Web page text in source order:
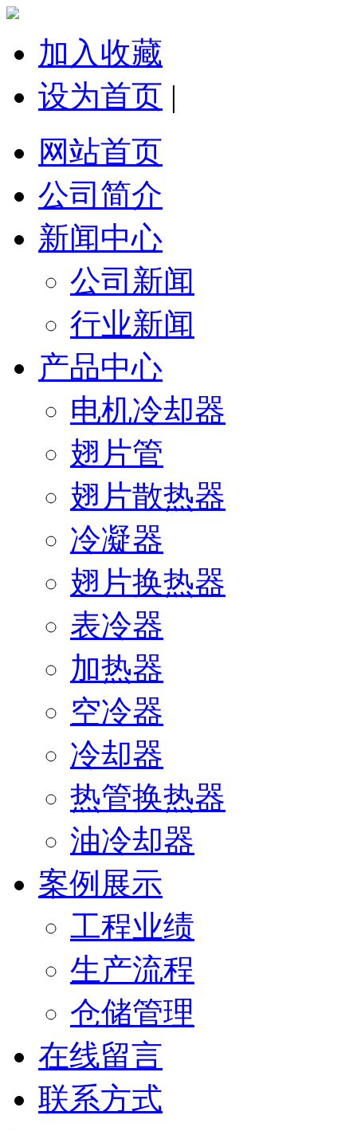
加入收藏
设为首页 |
网站首页
公司简介
新闻中心
公司新闻
行业新闻
产品中心
电机冷却器
翅片管
翅片散热器
冷凝器
翅片换热器
表冷器
加热器
空冷器
冷却器
热管换热器
油冷却器
案例展示
工程业绩
生产流程
仓储管理
在线留言
联系方式